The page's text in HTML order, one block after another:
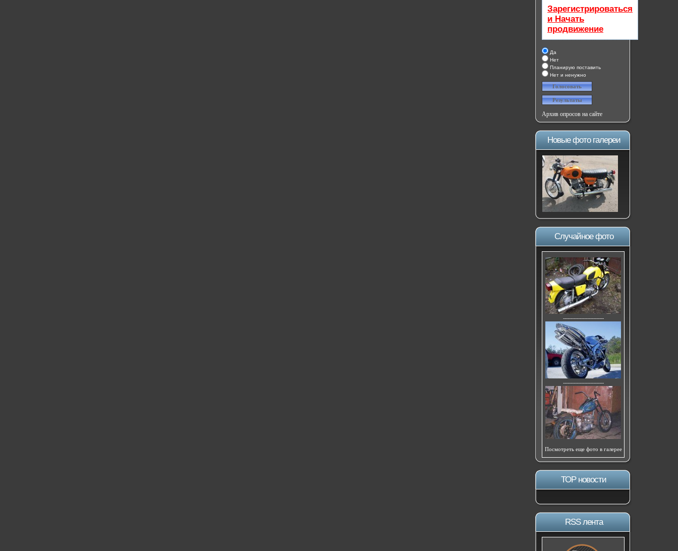
Зарегистрироваться
и Начать
продвижение
Да
Нет
Планирую поставить
Нет и ненужно
Архив опросов на сайте
Новые фото галереи
Случайное фото
---------------------------
---------------------------
Посмотреть еще фото в галерее
ТОР новости
RSS лента